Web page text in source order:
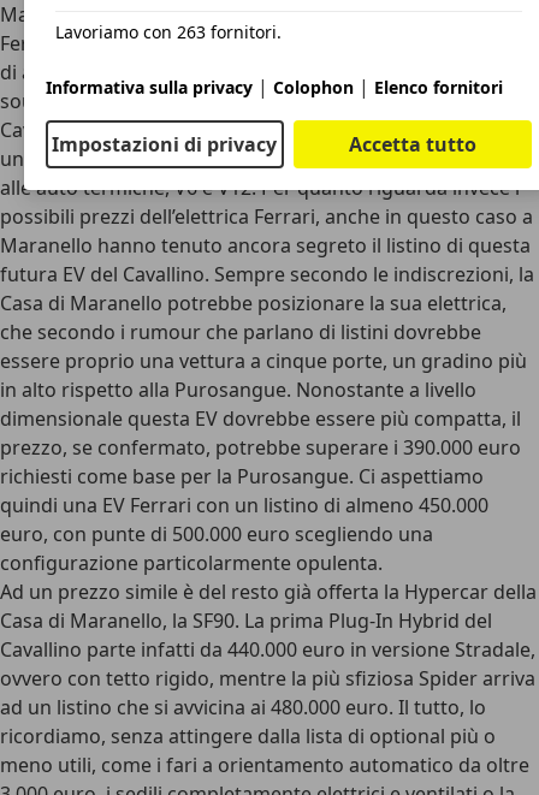
Manca poco, quindi, al debutto dell’attesissima, prima
Ferrari elettrica. Le indiscrezioni parlano di un’auto capace
di avere l’emozionalità di una vera Ferrari, compreso il
sound, il tutto con prestazioni in linea con la tradizione del
Cavallino, edalla prima EV di Maranello potrebbe nascere
una nuova famiglia di vetture 100% elettriche da affiancare
alle auto termiche, V6 e V12. Per quanto riguarda invece i
possibili prezzi dell’elettrica Ferrari, anche in questo caso a
Maranello hanno tenuto ancora segreto il listino di questa
futura EV del Cavallino. Sempre secondo le indiscrezioni, la
Casa di Maranello potrebbe posizionare la sua elettrica,
che secondo i rumour che parlano di listini dovrebbe
essere proprio una vettura a cinque porte, un gradino più
in alto rispetto alla Purosangue. Nonostante a livello
dimensionale questa EV dovrebbe essere più compatta, il
prezzo, se confermato, potrebbe superare i 390.000 euro
richiesti come base per la Purosangue. Ci aspettiamo
quindi una EV Ferrari con un listino di almeno 450.000
euro, con punte di 500.000 euro scegliendo una
configurazione particolarmente opulenta.
Ad un prezzo simile è del resto già offerta la Hypercar della
Casa di Maranello, la SF90. La prima Plug-In Hybrid del
Cavallino parte infatti da 440.000 euro in versione Stradale,
ovvero con tetto rigido, mentre la più sfiziosa Spider arriva
ad un listino che si avvicina ai 480.000 euro. Il tutto, lo
ricordiamo, senza attingere dalla lista di optional più o
meno utili, come i fari a orientamento automatico da oltre
Lavoriamo con 263 fornitori.
Informativa sulla privacy | Colophon | Elenco fornitori
Impostazioni di privacy Accetta tutto